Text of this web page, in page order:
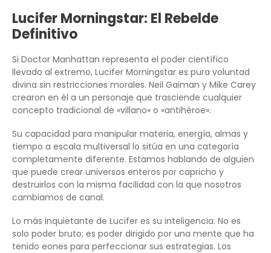
Lucifer Morningstar: El Rebelde
Definitivo
Si Doctor Manhattan representa el poder científico
llevado al extremo, Lucifer Morningstar es pura voluntad
divina sin restricciones morales. Neil Gaiman y Mike Carey
crearon en él a un personaje que trasciende cualquier
concepto tradicional de «villano» o «antihéroe».
Su capacidad para manipular materia, energía, almas y
tiempo a escala multiversal lo sitúa en una categoría
completamente diferente. Estamos hablando de alguien
que puede crear universos enteros por capricho y
destruirlos con la misma facilidad con la que nosotros
cambiamos de canal.
Lo más inquietante de Lucifer es su inteligencia. No es
solo poder bruto; es poder dirigido por una mente que ha
tenido eones para perfeccionar sus estrategias. Los